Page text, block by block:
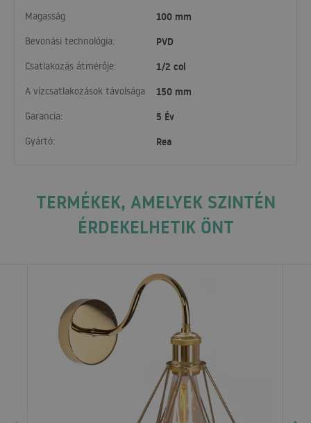
Magasság 100 mm
Bevonási technológia: PVD
Csatlakozás átmérője: 1/2 col
A vízcsatlakozások távolsága 150 mm
Garancia: 5 Év
Gyártó: Rea
TERMÉKEK, AMELYEK SZINTÉN
ÉRDEKELHETIK ÖNT